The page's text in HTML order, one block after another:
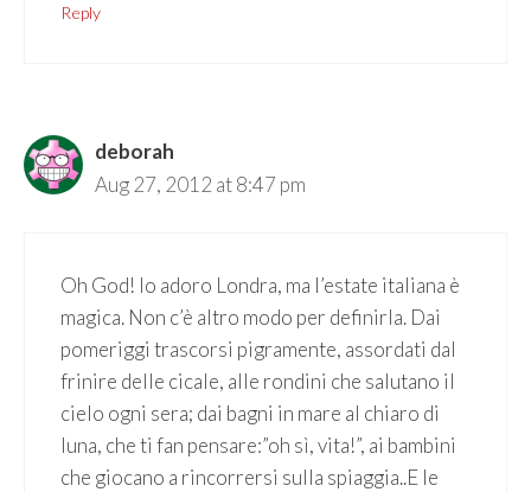
Reply
deborah
Aug 27, 2012 at 8:47 pm
Oh God! Io adoro Londra, ma l’estate italiana è
magica. Non c’è altro modo per definirla. Dai
pomeriggi trascorsi pigramente, assordati dal
frinire delle cicale, alle rondini che salutano il
cielo ogni sera; dai bagni in mare al chiaro di
luna, che ti fan pensare:”oh sì, vita!”, ai bambini
che giocano a rincorrersi sulla spiaggia..E le